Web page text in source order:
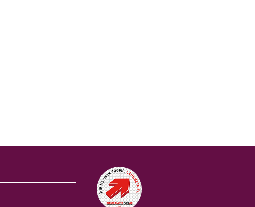
Auszeichnungen